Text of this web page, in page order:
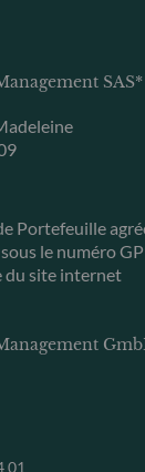
SAS*
Portefeuille
le numéro
du site internet
01